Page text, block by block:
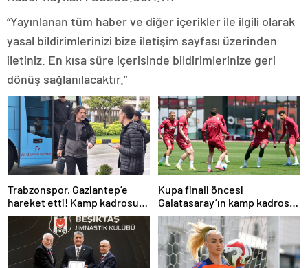
“Yayınlanan tüm haber ve diğer içerikler ile ilgili olarak
yasal bildirimlerinizi bize iletişim sayfası üzerinden
iletiniz. En kısa süre içerisinde bildirimlerinize geri
dönüş sağlanılacaktır.”
Trabzonspor, Gaziantep’e
hareket etti! Kamp kadrosu
açıklandı…
Kupa finali öncesi
Galatasaray’ın kamp kadrosu
belli oldu!